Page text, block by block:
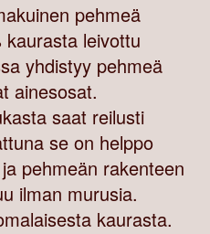
pehmeä
leivottu
yhdistyy pehmeä
ainesosat.
saat reilusti
se on helppo
pehmeän rakenteen
ilman murusia.
kaurasta.